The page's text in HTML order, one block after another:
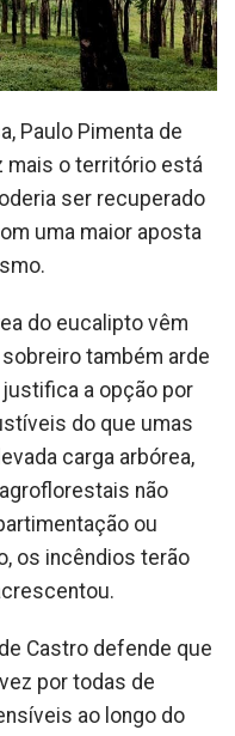
Paulo Pimenta de
mais o território está
ser recuperado
uma maior aposta
do eucalipto vêm
também arde
justifica a opção por
do que umas
carga arbórea,
não
ou
os incêndios terão
Castro defende que
por todas de
ao longo do